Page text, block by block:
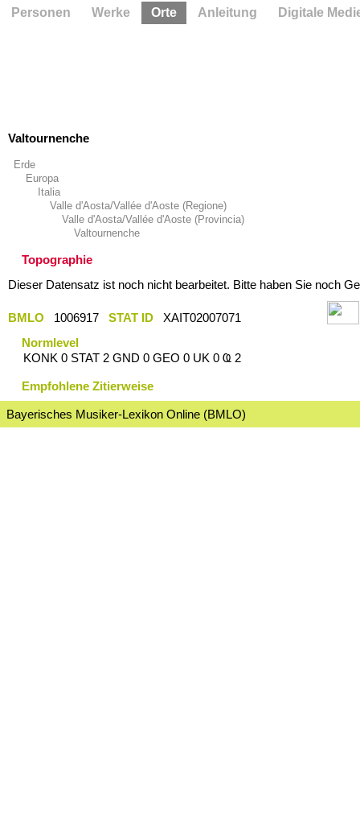
Valtournenche
Erde
Europa
Italia
Valle d'Aosta/Vallée d'Aoste (Regione)
Valle d'Aosta/Vallée d'Aoste (Provincia)
Valtournenche
Topographie
Dieser Datensatz ist noch nicht bearbeitet. Bitte haben Sie noch
BMLO 1006917 STAT ID
XAIT02007071
Normlevel
KONK 0 STAT 2 GND 0 GEO 0 UK 0 Ҩ 2
Empfohlene Zitierweise
Bayerisches Musiker-Lexikon Online (BMLO)
Personen Werke Orte Anleitung Digitale